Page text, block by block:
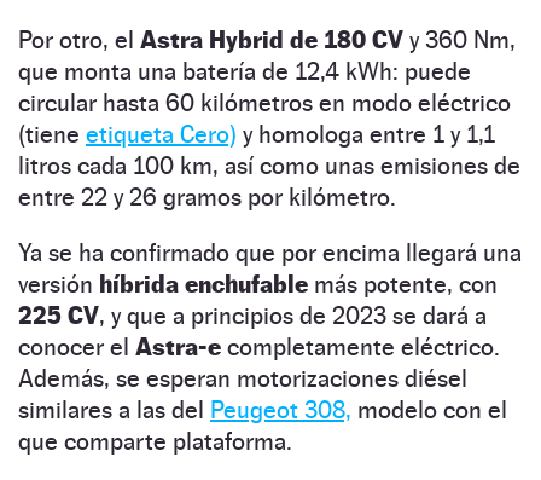
Por otro, el Astra Hybrid de 180 CV y 360 Nm,
que monta una batería de 12,4 kWh: puede
circular hasta 60 kilómetros en modo eléctrico
(tiene etiqueta Cero) y homologa entre 1 y 1,1
litros cada 100 km, así como unas emisiones de
entre 22 y 26 gramos por kilómetro.
Ya se ha confirmado que por encima llegará una
versión híbrida enchufable más potente, con
225 CV, y que a principios de 2023 se dará a
conocer el Astra-e completamente eléctrico.
Además, se esperan motorizaciones diésel
similares a las del Peugeot 308, modelo con el
que comparte plataforma.